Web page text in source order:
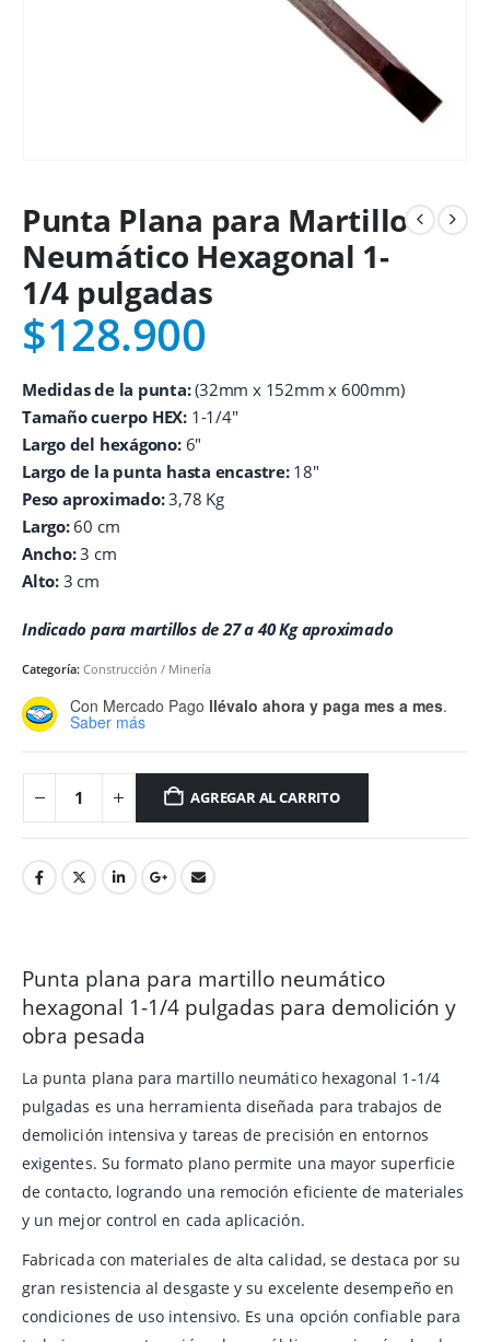
Punta Plana para Martillo
Neumático Hexagonal 1-
1/4 pulgadas
$128.900
Medidas de la punta:(32mm x 152mm x 600mm)
Tamaño cuerpo HEX: 1-1/4″
Largo del hexágono:6″
Largo de la punta hasta encastre:18″
Peso aproximado:3,78 Kg
Largo:60 cm
Ancho:3 cm
Alto:3 cm
Indicado para martillos de 27 a 40 Kg aproximado
Categoría: Construcción / Minería
Con Mercado Pago llévalo ahora y paga mes a mes.
Saber más
AGREGAR AL CARRITO
Punta plana para martillo neumático
hexagonal 1-1/4 pulgadas para demolición y
obra pesada
La punta plana para martillo neumático hexagonal 1-1/4
pulgadas es una herramienta diseñada para trabajos de
demolición intensiva y tareas de precisión en entornos
exigentes. Su formato plano permite una mayor superficie
de contacto, logrando una remoción eficiente de materiales
y un mejor control en cada aplicación.
Fabricada con materiales de alta calidad, se destaca por su
gran resistencia al desgaste y su excelente desempeño en
condiciones de uso intensivo. Es una opción confiable para